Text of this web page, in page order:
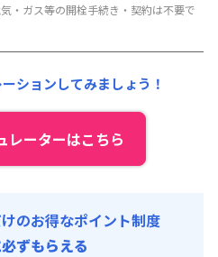
・ガス等の開栓手続き・契約は不要で
ションしてみましょう！
レーターはこちら
のお得なポイント制度
ずもらえる